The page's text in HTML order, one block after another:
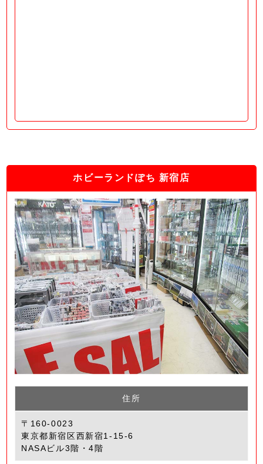
ホビーランドぽち 新宿店
住所
〒160-0023
東京都新宿区西新宿1-15-6
NASAビル3階・4階